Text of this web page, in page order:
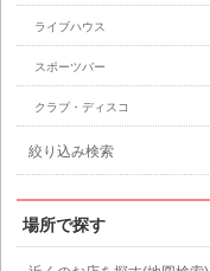
ライブハウス
スポーツバー
クラブ・ディスコ
絞り込み検索
場所で探す